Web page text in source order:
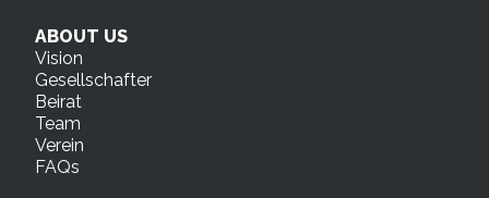
ABOUT US
Vision
Gesellschafter
Beirat
Team
Verein
FAQs